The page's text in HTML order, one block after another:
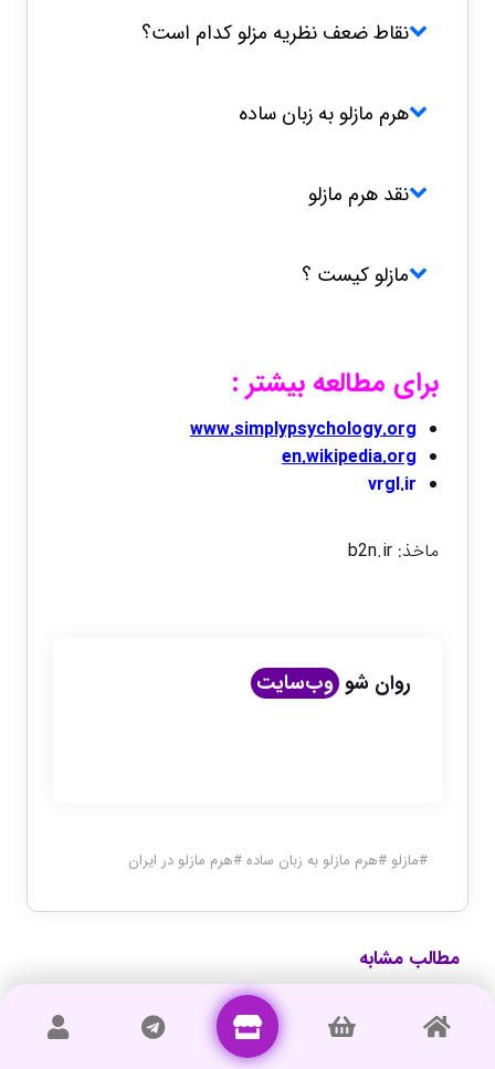
نقاط ضعف نظریه مزلو کدام است؟
هرم مازلو به زبان ساده
نقد هرم مازلو
مازلو کیست ؟
برای مطالعه بیشتر :
www.simplypsychology.org
en.wikipedia.org
vrgl.ir
ماخذ:b2n.ir
روان شو وب‌سایت
#مازلو #هرم مازلو به زبان ساده#هرم مازلو در ایران
مطالب مشابه